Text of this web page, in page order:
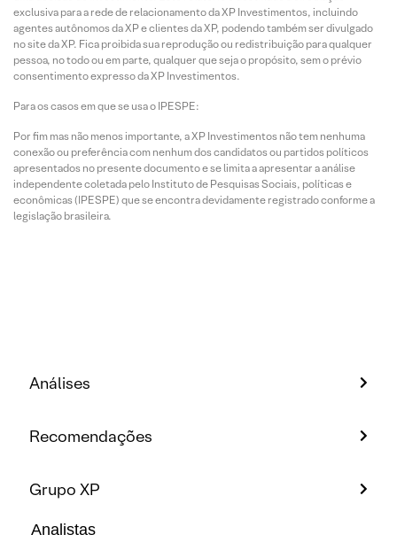
exclusiva para a rede de relacionamento da XP Investimentos, incluindo
agentes autônomos da XP e clientes da XP, podendo também ser divulgado
no site da XP. Fica proibida sua reprodução ou redistribuição para qualquer
pessoa, no todo ou em parte, qualquer que seja o propósito, sem o prévio
consentimento expresso da XP Investimentos.
Para os casos em que se usa o IPESPE:
Por fim mas não menos importante, a XP Investimentos não tem nenhuma
conexão ou preferência com nenhum dos candidatos ou partidos políticos
apresentados no presente documento e se limita a apresentar a análise
independente coletada pelo Instituto de Pesquisas Sociais, políticas e
econômicas (IPESPE) que se encontra devidamente registrado conforme a
legislação brasileira.
Análises
Recomendações
Grupo XP
Analistas